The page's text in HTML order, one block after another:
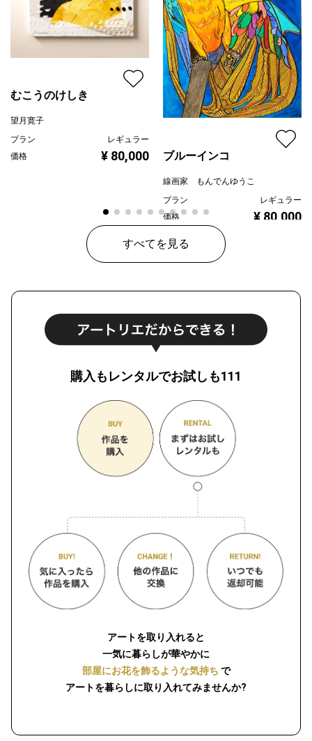
むこうのけしき
望月寛子
プラン
レギュラー
価格
¥ 80,000 ブルーインコ
線画家 もんでんゆうこ
プラン
レギュラー
価格
¥ 80,000
すべてを見る
購入もレンタルでお試しも111
アートを取り入れると
一気に暮らしが華やかに
部屋にお花を飾るような気持ち で
アートを暮らしに取り入れてみませんか?